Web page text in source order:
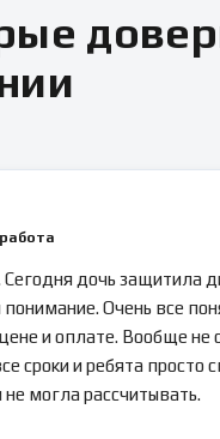
дочь защитила
понимание. Очень все
и оплате. Вообще
сроки и ребята
не могла рассчитывать.